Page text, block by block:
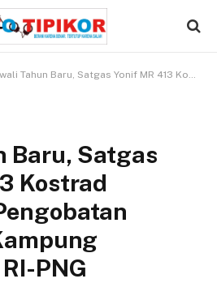
Tahun Baru, Satgas Yonif MR 413 Kostrad Pergencar Pengobatan Keliling di Kampung Perbatasan RI-PNG
Baru, Satgas
Kostrad
PNG